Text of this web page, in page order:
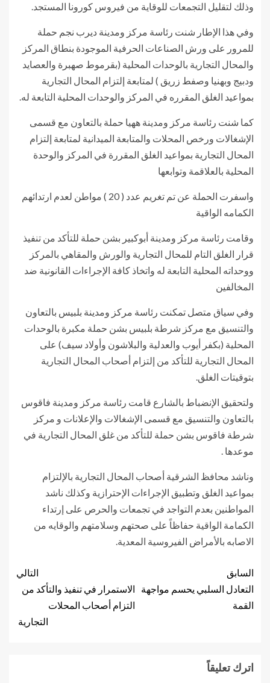
وذلك لتقليل التجمعات للوقاية من فيروس كورونا المستجد.
وفي هذا الإطار شنت رئاسة مركز ومدينة ديرب نجم حملة
للمرور على ورش الصناعات الحرفية الموجودة بنطاق المركز
والمحال التجارية بالوحدات المحلية (بقرموط صهبرة والعصايد
ودبيج وبهنيا وصفط زريق ) لمتابعة إلتزام المحال التجارية
بمواعيد الغلق المقرره في المركز والوحدات المحلية التابعة له.
كما شنت رئاسة مركز ومدينة ههيا حملة بالتعاون مع قسمى
الإشغالات ورخص المحلات والمتابعة الميدانية لمتابعة إلتزام
المحال التجارية بمواعيد الغلق المقررة في المركز والوحدة
المحلية بالعلاقمة وتوابعها
واسفرت الحملة عن تم تغريم عدد ( 20 ) مواطن لعدم ارتدائهم
الكمامه الواقية
وقامت رئاسة مركز ومدينة أبوكبير بشن حملة للتأكد من تنفيذ
قرار الغلق التام للمحال التجارية والورش والمقاهي بالمركز
ووحداته المحلية التابعة له واتخاذ كافة الإجراءات القانونية ضد
المخالفين
وفي سياق متصل تمكنت رئاسة مركز ومدينة بلبيس بالتعاون
والتنسيق مع مركز شرطة بلبيس بشن حملة مكبرة بالوحدات
المحلية (بكفر أيوب والعدلية والبلاشون وأولاد سيف) على
المحال التجارية للتأكد من إلتزام أصحاب المحال التجارية
بتوقيتات الغلق.
ولتحقيق الإنضباط بالشارع قامت رئاسة مركز ومدينة فاقوس
بالتعاون والتنسيق مع قسمى الإشغالات والإعلانات و مركز
شرطة فاقوس بشن حملة للتأكد من غلق المحال التجارية في
موعدها .
وناشد محافظ الشرقية أصحاب المحال التجارية بالإلتزام
بمواعيد الغلق وتطبيق الإجراءات الإحترازية وكذلك ناشد
المواطنين بعدم التواجد في تجمعات والحرص على إرتداء
الكمامة الواقية حفاظاً على صحتهم وسلامتهم والوقايه من
الاصابه بالأمراض الفيروسية المعدية.
السابق
التعادل السلبي يحسم مواجهة
القمة
التالي
الاستمرار في تنفيذ والتأكد من
التزام أصحاب المحلات
التجارية
اترك تعليقاً